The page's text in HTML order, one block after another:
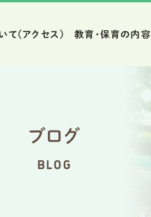
て（アクセス） 教育・保育の内容
ブログ
BLOG